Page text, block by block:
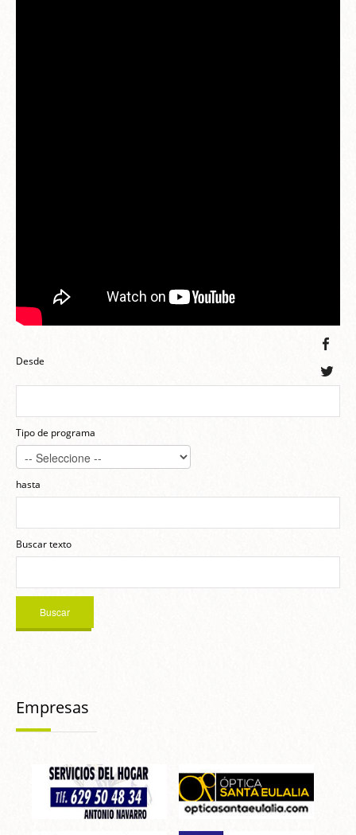
Desde
Tipo de programa
hasta
Buscar texto
Empresas